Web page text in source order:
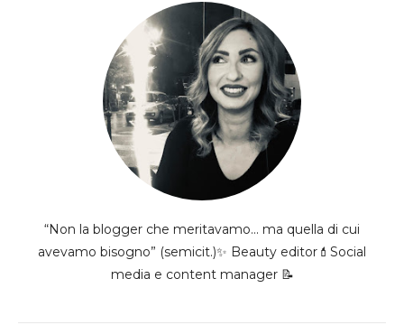
“Non la blogger che meritavamo... ma quella di cui
avevamo bisogno” (semicit.)✨ Beauty editor💄Social
media e content manager 📝